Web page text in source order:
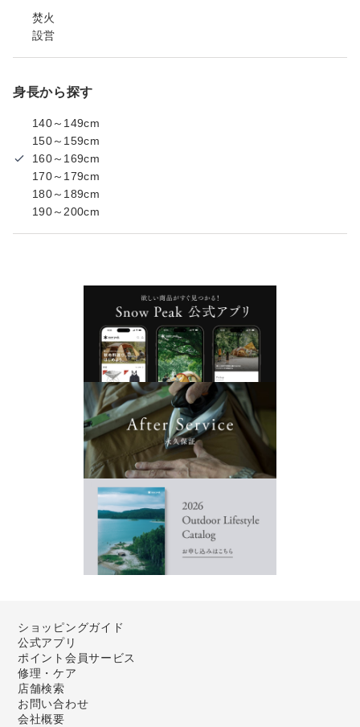
焚火
設営
身長から探す
140～149cm
150～159cm
160～169cm
170～179cm
180～189cm
190～200cm
ショッピングガイド
公式アプリ
ポイント会員サービス
修理・ケア
店舗検索
お問い合わせ
会社概要